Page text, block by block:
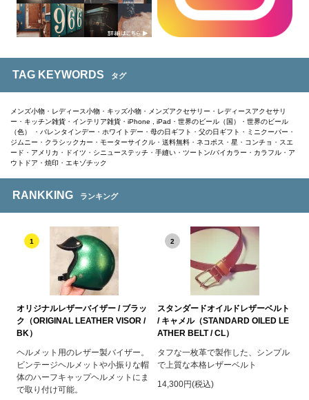
TAG KEYWORDS タグ
メンズ小物 ・ レディース小物 ・ キッズ小物 ・ メンズアクセサリー ・ レディースアクセサリ
ー ・ キッチン雑貨 ・ インテリア雑貨 ・ iPhone , iPad ・ 世界のビール（国） ・ 世界のビール
（色）
・ バレンタインデー ・ ホワイトデー ・ 母の日ギフト ・ 父の日ギフト ・ ミニクーパー ・
ジムニー ・ クラシックカー ・ モーターサイクル ・ 送料無料 ・ ネコポス ・ 星 ・ コンチョ ・ スエ
ード ・ アメリカ ・ ドイツ ・ シニューステッチ ・ 手縫い ・ ツートン/バイカラー ・ カラフル ・ ア
ウトドア ・ 焼印 ・ エキゾチック
RANKKING ランキング
1
オリジナルレザーバイザー / ブラッ
ク（ORIGINAL LEATHER VISOR /
BK）
ヘルメット用のレザー製バイザー。
ビンテージヘルメットや小振りな帽
体のハーフキャップヘルメットにま
で取り付け可能。
2
スタンダードオイルドレザーベルト
/ キャメル（STANDARD OILED LE
ATHER BELT / CL）
タフな一枚革で製作した、シンプル
で上質な本格レザーベルト
14,300円(税込)